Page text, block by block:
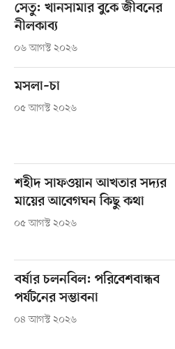
সেতু: খানসামার বুকে জীবনের
নীলকাব্য
০৬ আগস্ট ২০২৬
মসলা–চা
০৫ আগস্ট ২০২৬
শহীদ সাফওয়ান আখতার সদ্যর
মায়ের আবেগঘন কিছু কথা
০৫ আগস্ট ২০২৬
বর্ষার চলনবিল: পরিবেশবান্ধব
পর্যটনের সম্ভাবনা
০৪ আগস্ট ২০২৬